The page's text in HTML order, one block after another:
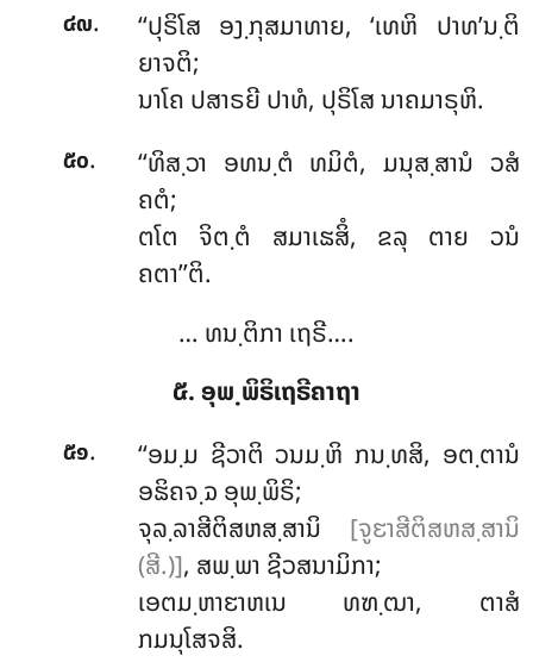
໔໙.
‘‘ປຸຣິໂສ ອງ຺ກຸສມາທາຍ, ‘ເທຫິ ປາທ’ນ຺ຕິ
ຍາຈຕິ;
ນາໂຄ ປສາຣຍີ ປາທໍ, ປຸຣິໂສ ນາຄມາຣຸຫິ.
໕໐. ‘‘ທິສ຺ວາ ອທນ຺ຕໍ ທມິຕໍ, ມນຸສ຺ສານໍ ວສໍ
ຄຕໍ;
ຕໂຕ ຈິຕ຺ຕໍ ສມາເຘສິໍ, ຂລຸ ຕາຍ ວນໍ
ຄຕາ’’ຕິ.
… ທນ຺ຕິກາ ເຖຣີ….
໕. ອຸພ຺ພິຣິເຖຣີຄາຖາ
໕໑.
‘‘ອມ຺ມ ຊີວາຕິ ວນມ຺ຫິ ກນ຺ທສິ, ອຕ຺ຕານໍ
ອຘິຄຈ຺ຉ ອຸພ຺ພິຣິ;
ຈຸລ຺ລາສີຕິສຫສ຺ສານິ [ຈູຬາສີຕິສຫສ຺ສານິ
(ສີ.)], ສພ຺ພາ ຊີວສນາມິກາ;
ເອຕມ຺ຫາຬາຫເນ ທຑ຺ຒາ, ຕາສໍ
ກມນຸໂສຈສິ.